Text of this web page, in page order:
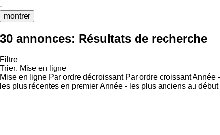
-
montrer
30 annonces: Résultats de recherche
Filtre
Trier: Mise en ligne
Mise en ligne Par ordre décroissant Par ordre croissantAnnée -
les plus récentes en premierAnnée - les plus anciens au début